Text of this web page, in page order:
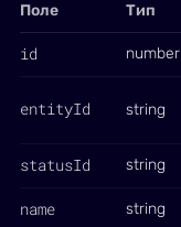
Поле Тип
id number
entityId string
statusId string
name string